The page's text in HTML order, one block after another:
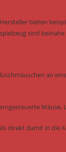
bieten
sind
an
Mäuse,
direkt damit in die